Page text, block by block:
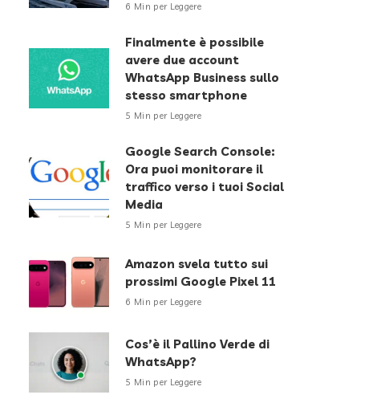
6 Min per Leggere
Finalmente è possibile
avere due account
WhatsApp Business sullo
stesso smartphone
5 Min per Leggere
Google Search Console:
Ora puoi monitorare il
traffico verso i tuoi Social
Media
5 Min per Leggere
Amazon svela tutto sui
prossimi Google Pixel 11
6 Min per Leggere
Cos’è il Pallino Verde di
WhatsApp?
5 Min per Leggere